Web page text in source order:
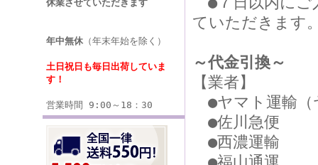
休業させていただきます
年中無休 （年末年始を除く）
土日祝日も毎日出荷していま
す！
営業時間 9:00～18：30
ていただきます
～代金引換～
【業者】
●ヤマト運輸（
●佐川急便
●西濃運輸